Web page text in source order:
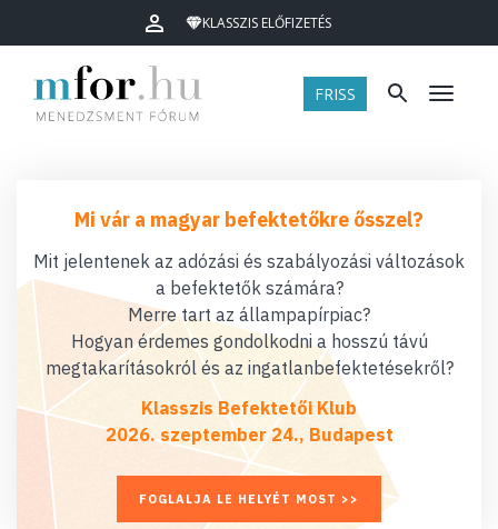
KLASSZIS ELŐFIZETÉS
FRISS Menü
Mi vár a magyar befektetőkre ősszel?
Mit jelentenek az adózási és szabályozási változások
a befektetők számára?
Merre tart az állampapírpiac?
Hogyan érdemes gondolkodni a hosszú távú
megtakarításokról és az ingatlanbefektetésekről?
Klasszis Befektetői Klub
2026. szeptember 24., Budapest
FOGLALJA LE HELYÉT MOST >>